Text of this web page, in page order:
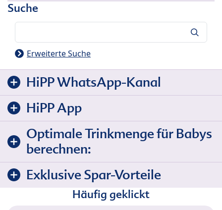
Suche
Erweiterte Suche
HiPP WhatsApp-Kanal
HiPP App
Optimale Trinkmenge für Babys
berechnen:
Exklusive Spar-Vorteile
Häufig geklickt